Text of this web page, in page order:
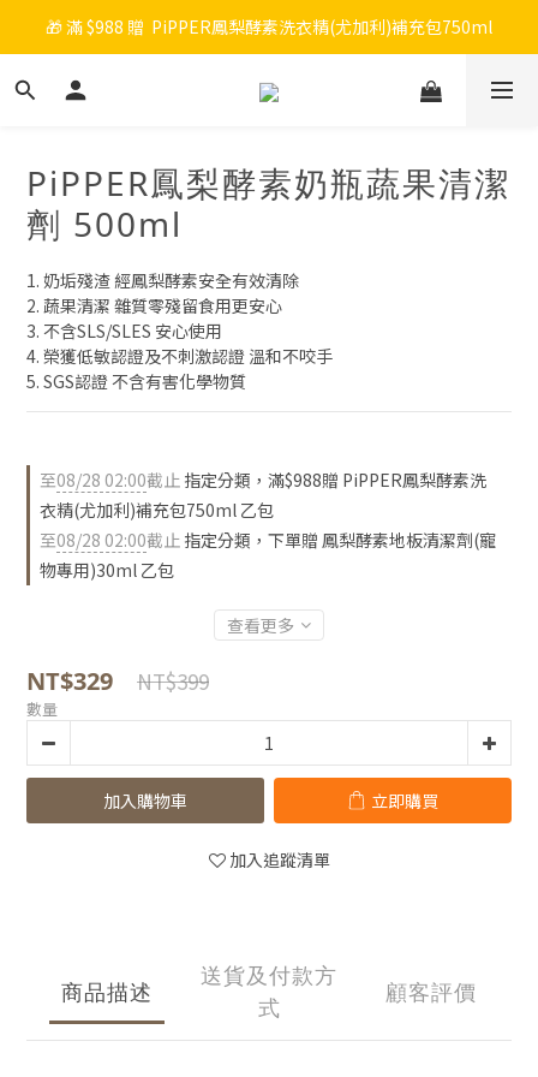
🎉 新會員註冊立即送 $200 購物金＋首購免運！
🎁 滿 $988 贈  PiPPER鳳梨酵素洗衣精(尤加利)補充包750ml
🧡 會員消費每 NT$100 累積 1 點，點數可折抵購物金！
PiPPER鳳梨酵素奶瓶蔬果清潔
劑 500ml
1. 奶垢殘渣 經鳳梨酵素安全有效清除
2. 蔬果清潔 雜質零殘留食用更安心
3. 不含SLS/SLES 安心使用
4. 榮獲低敏認證及不刺激認證 溫和不咬手
5. SGS認證 不含有害化學物質
至08/28 02:00截止 指定分類，滿$988贈 PiPPER鳳梨酵素洗
衣精(尤加利)補充包750ml 乙包
至08/28 02:00截止 指定分類，下單贈 鳳梨酵素地板清潔劑(寵
物專用)30ml 乙包
查看更多
NT$329 NT$399
數量
加入購物車 立即購買
加入追蹤清單
商品描述
送貨及付款方
式
顧客評價